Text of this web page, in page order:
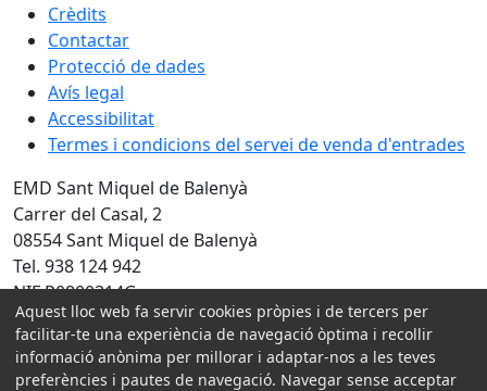
Crèdits
Contactar
Protecció de dades
Avís legal
Accessibilitat
Termes i condicions del servei de venda d'entrades
EMD Sant Miquel de Balenyà
Carrer del Casal, 2
08554 Sant Miquel de Balenyà
Tel. 938 124 942
NIF P0800314G
Amb la col·laboració de:
Aquest lloc web fa servir cookies pròpies i de tercers per
facilitar-te una experiència de navegació òptima i recollir
informació anònima per millorar i adaptar-nos a les teves
preferències i pautes de navegació. Navegar sense acceptar